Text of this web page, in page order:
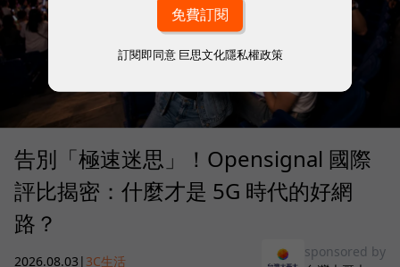
告別「極速迷思」！Opensignal 國際
評比揭密：什麼才是 5G 時代的好網
路？
2026.08.03 | 3C生活
sponsored by
訂閱即同意 巨思文化隱私權政策